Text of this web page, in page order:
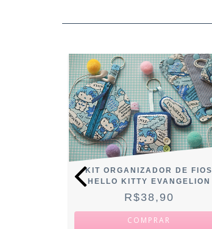
KIT ORGANIZADOR DE FIOS
HELLO KITTY EVANGELION
R$38,90